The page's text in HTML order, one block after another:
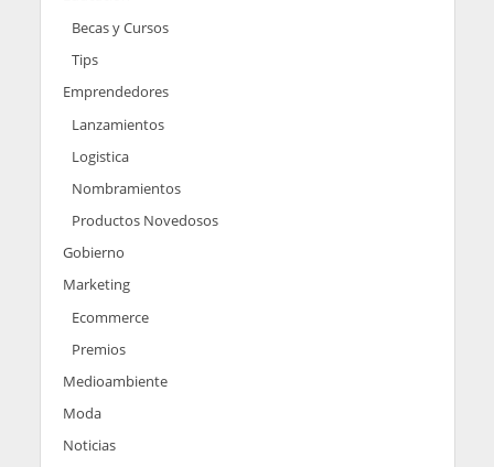
Becas y Cursos
Tips
Emprendedores
Lanzamientos
Logistica
Nombramientos
Productos Novedosos
Gobierno
Marketing
Ecommerce
Premios
Medioambiente
Moda
Noticias